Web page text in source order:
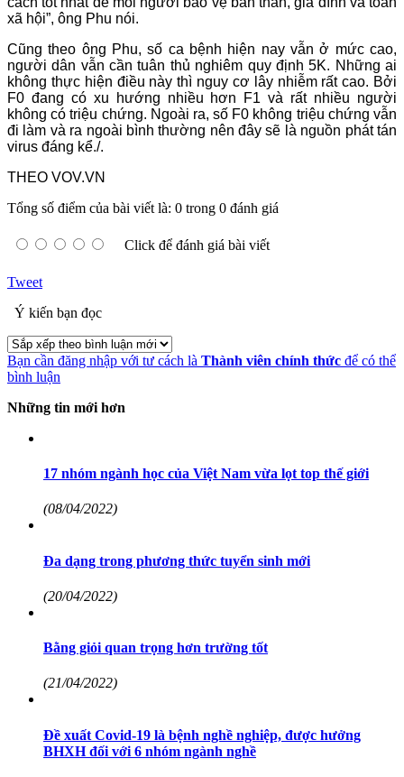
xã hội”, ông Phu nói.
Cũng theo ông Phu, số ca bệnh hiện nay vẫn ở mức cao,
người dân vẫn cần tuân thủ nghiêm quy định 5K. Những ai
không thực hiện điều này thì nguy cơ lây nhiễm rất cao. Bởi
F0 đang có xu hướng nhiều hơn F1 và rất nhiều người
không có triệu chứng. Ngoài ra, số F0 không triệu chứng vẫn
đi làm và ra ngoài bình thường nên đây sẽ là nguồn phát tán
virus đáng kể./.
THEO VOV.VN
Tổng số điểm của bài viết là: 0 trong 0 đánh giá
Click để đánh giá bài viết
Tweet
Ý kiến bạn đọc
Bạn cần đăng nhập với tư cách là Thành viên chính thức để có thể
bình luận
Những tin mới hơn
17 nhóm ngành học của Việt Nam vừa lọt top thế giới
(08/04/2022)
Đa dạng trong phương thức tuyển sinh mới
(20/04/2022)
Bằng giỏi quan trọng hơn trường tốt
(21/04/2022)
Đề xuất Covid-19 là bệnh nghề nghiệp, được hưởng
BHXH đối với 6 nhóm ngành nghề